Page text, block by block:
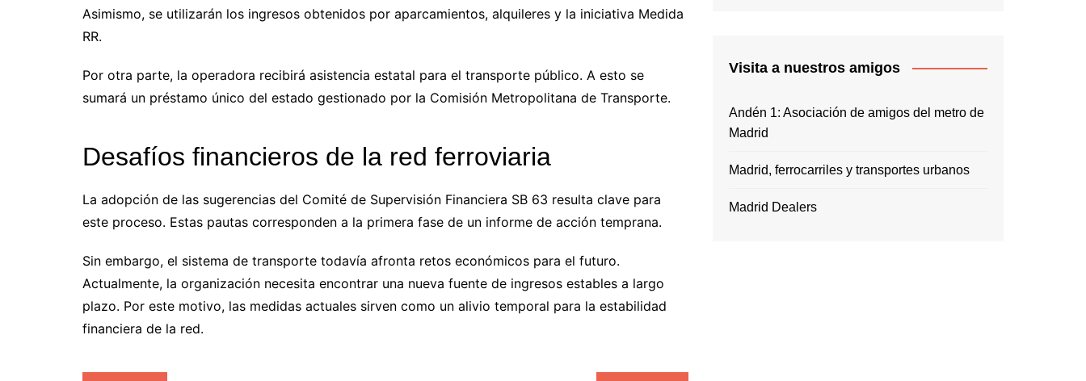
Asimismo, se utilizarán los ingresos obtenidos por aparcamientos, alquileres y la iniciativa Medida
RR.
Por otra parte, la operadora recibirá asistencia estatal para el transporte público. A esto se
sumará un préstamo único del estado gestionado por la Comisión Metropolitana de Transporte.
Desafíos financieros de la red ferroviaria
La adopción de las sugerencias del Comité de Supervisión Financiera SB 63 resulta clave para
este proceso. Estas pautas corresponden a la primera fase de un informe de acción temprana.
Sin embargo, el sistema de transporte todavía afronta retos económicos para el futuro.
Actualmente, la organización necesita encontrar una nueva fuente de ingresos estables a largo
plazo. Por este motivo, las medidas actuales sirven como un alivio temporal para la estabilidad
financiera de la red.
Visita a nuestros amigos
Andén 1: Asociación de amigos del metro de
Madrid
Madrid, ferrocarriles y transportes urbanos
Madrid Dealers